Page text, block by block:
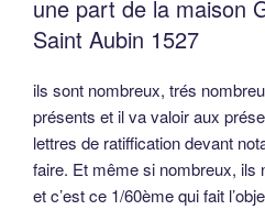
précise que le prénom, est en
donc manifestement qu’elle a
1/60ème.
L’acte qui suit est extrait des
Maine-et-Loire, série 5E121 –
l’acte: Le 24 octobre 1527 en